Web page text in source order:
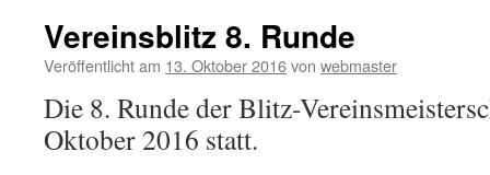
Vereinsblitz 8. Runde
Veröffentlicht am 13. Oktober 2016von webmaster
Die 8. Runde der Blitz-
Oktober 2016 statt.